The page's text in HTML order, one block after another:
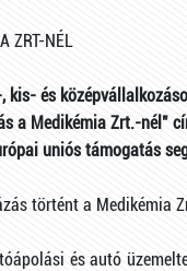
ZRT-NÉL
kis- és
a Medikémia Zrt.-nél"
uniós támogatás
történt a Medikémia
és autó